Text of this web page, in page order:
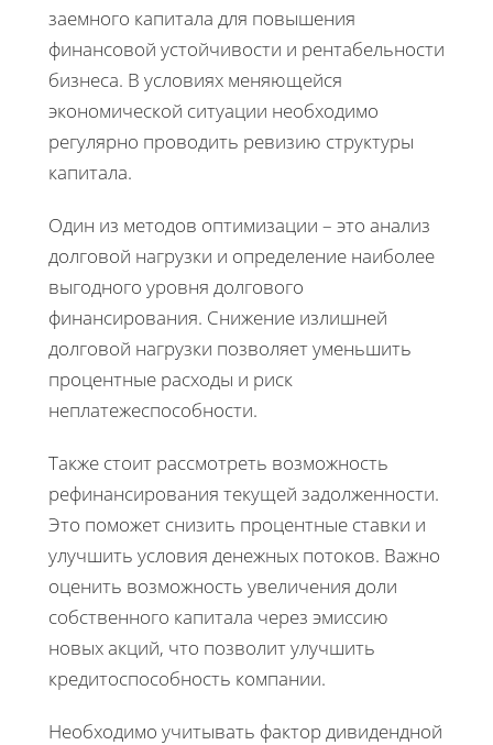
заемного капитала для повышения
финансовой устойчивости и рентабельности
бизнеса. В условиях меняющейся
экономической ситуации необходимо
регулярно проводить ревизию структуры
капитала.
Один из методов оптимизации – это анализ
долговой нагрузки и определение наиболее
выгодного уровня долгового
финансирования. Снижение излишней
долговой нагрузки позволяет уменьшить
процентные расходы и риск
неплатежеспособности.
Также стоит рассмотреть возможность
рефинансирования текущей задолженности.
Это поможет снизить процентные ставки и
улучшить условия денежных потоков. Важно
оценить возможность увеличения доли
собственного капитала через эмиссию
новых акций, что позволит улучшить
кредитоспособность компании.
Необходимо учитывать фактор дивидендной